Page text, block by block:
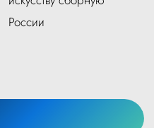
России